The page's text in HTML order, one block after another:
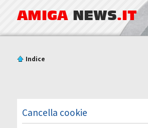
AMIGA NEWS.IT
Indice
Cancella cookie